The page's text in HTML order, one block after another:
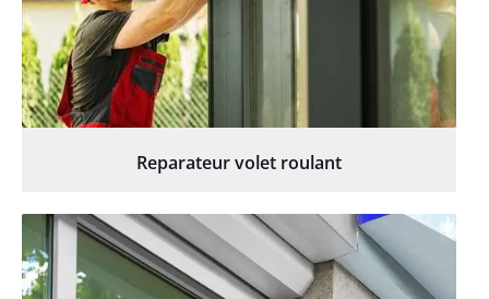
Reparateur volet roulant